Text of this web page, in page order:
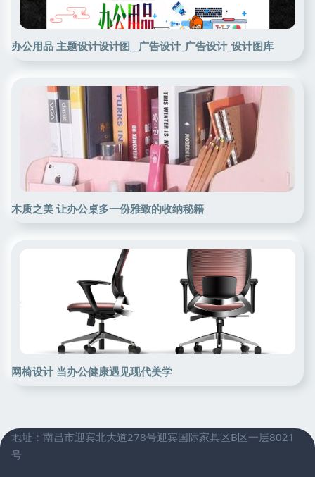
办公用品 主题设计设计图__广告设计_广告设计_设计图库
木质之美 让办公桌多一份雅致的收纳秘籍
网椅设计 当办公健康遇见现代美学
地址：南昌市迎宾北大道278号迎宾国际家具区B区一层8021
号